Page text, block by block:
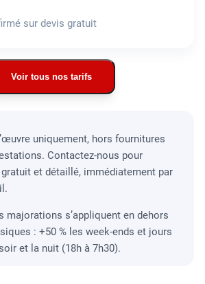
sur devis gratuit
Voir tous nos tarifs
uniquement, hors fournitures
Contactez-nous pour
et détaillé, immédiatement par
majorations s’appliquent en dehors
: +50 % les week-ends et jours
et la nuit (18h à 7h30).